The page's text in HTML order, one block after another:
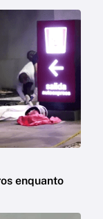
enquanto